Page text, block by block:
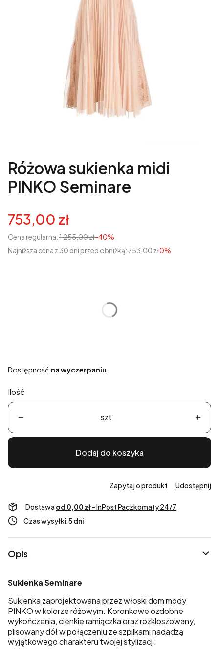
Różowa sukienka midi
PINKO Seminare
753,00 zł
Cena regularna:1 255,00 zł-40%
Najniższa cena z 30 dni przed obniżką:753,00 zł0%
Dostępność:na wyczerpaniu
Ilość
szt.
Dodaj do koszyka
Zapytaj o produkt Udostępnij
Dostawa od 0,00 zł- InPost Paczkomaty 24/7
Czas wysyłki:5 dni
Opis
Sukienka Seminare
Sukienka zaprojektowana przez włoski dom mody
PINKO w kolorze różowym. Koronkowe ozdobne
wykończenia, cienkie ramiączka oraz rozkloszowany,
plisowany dół w połączeniu ze szpilkami nadadzą
wyjątkowego charakteru twojej stylizacji.